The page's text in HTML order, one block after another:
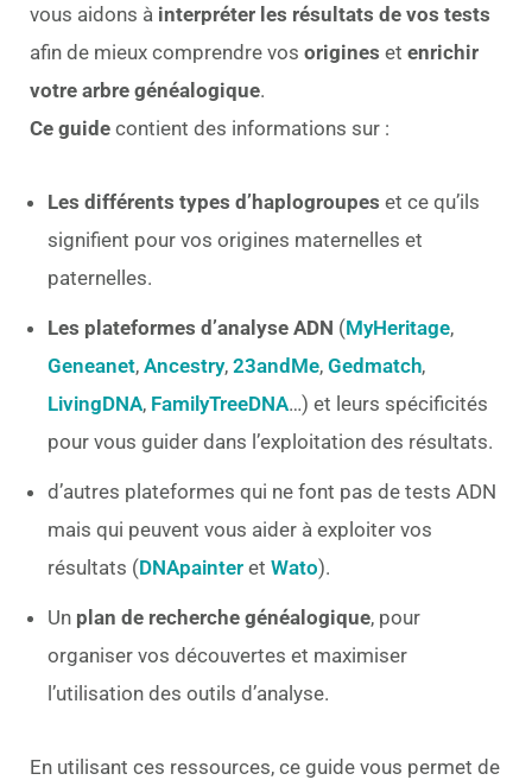
vous aidons à interpréter les résultats de vos tests
afin de mieux comprendre vos origines et enrichir
votre arbre généalogique.
Ce guide contient des informations sur :
Les différents types d’haplogroupes et ce qu’ils
signifient pour vos origines maternelles et
paternelles.
Les plateformes d’analyse ADN (MyHeritage,
Geneanet, Ancestry, 23andMe, Gedmatch,
LivingDNA, FamilyTreeDNA…) et leurs spécificités
pour vous guider dans l’exploitation des résultats.
d’autres plateformes qui ne font pas de tests ADN
mais qui peuvent vous aider à exploiter vos
résultats (DNApainter et Wato).
Un plan de recherche généalogique, pour
organiser vos découvertes et maximiser
l’utilisation des outils d’analyse.
En utilisant ces ressources, ce guide vous permet de